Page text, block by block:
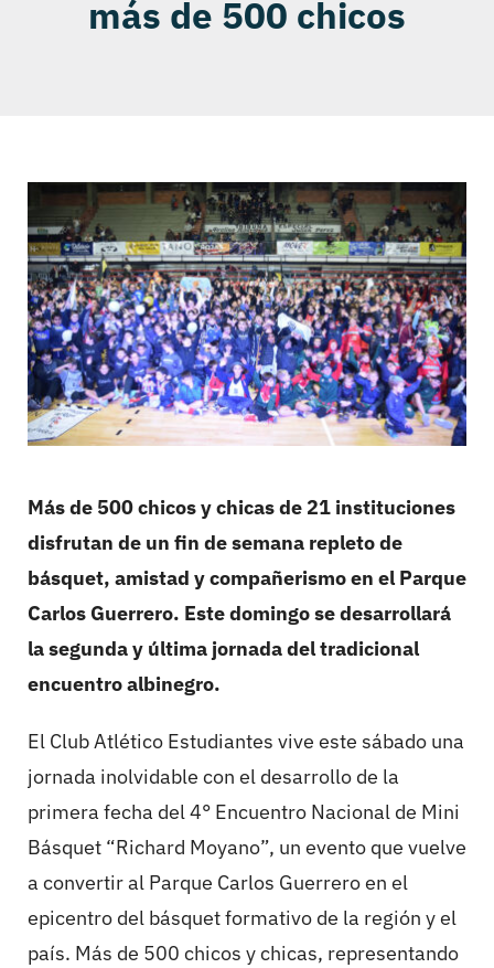
más de 500 chicos
Más de 500 chicos y chicas de 21 instituciones
disfrutan de un fin de semana repleto de
básquet, amistad y compañerismo en el Parque
Carlos Guerrero. Este domingo se desarrollará
la segunda y última jornada del tradicional
encuentro albinegro.
El Club Atlético Estudiantes vive este sábado una
jornada inolvidable con el desarrollo de la
primera fecha del 4° Encuentro Nacional de Mini
Básquet “Richard Moyano”, un evento que vuelve
a convertir al Parque Carlos Guerrero en el
epicentro del básquet formativo de la región y el
país. Más de 500 chicos y chicas, representando